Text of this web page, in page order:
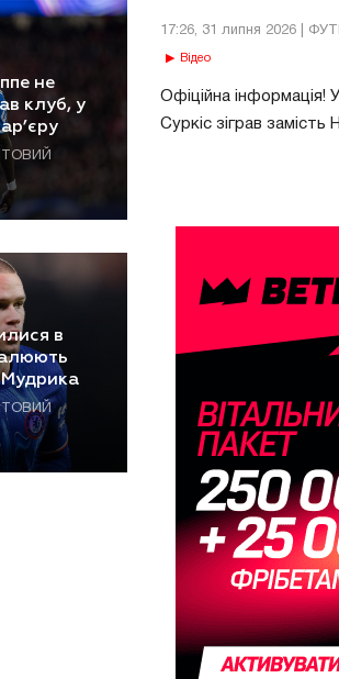
17:26, 31 липня 2026 |
Відео
Офіційна інформація!
Суркіс зіграв
не
клуб, у
в
Мудрика